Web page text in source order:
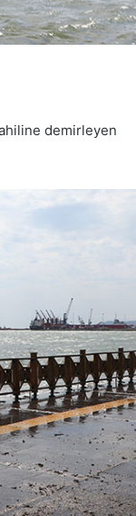
demirleyen